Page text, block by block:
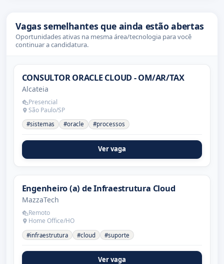
Vagas semelhantes que ainda estão abertas
Oportunidades ativas na mesma área/tecnologia para você
continuar a candidatura.
CONSULTOR ORACLE CLOUD - OM/AR/TAX
Alcateia
Presencial
São Paulo/SP
#sistemas #oracle #processos
Ver vaga
Engenheiro (a) de Infraestrutura Cloud
MazzaTech
Remoto
Home Office/HO
#infraestrutura #cloud #suporte
Ver vaga